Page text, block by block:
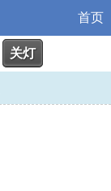
首页
关灯